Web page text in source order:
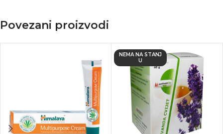
Povezani proizvodi
NEMA NA STANJ
U